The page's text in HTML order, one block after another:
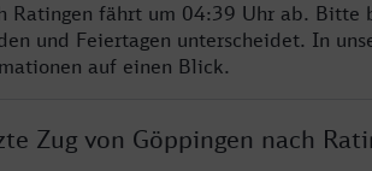
Ratingen fährt um 04:39 Uhr ab. Bitte
und Feiertagen unterscheidet. In
auf einen Blick.
Zug von Göppingen nach